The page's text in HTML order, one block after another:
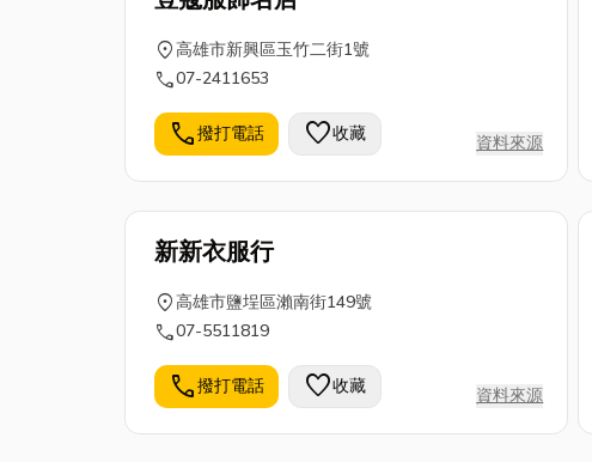
location_on高雄市新興區玉竹二街1號
call07-2411653
call撥打電話 favorite收藏 資料來源
新新衣服行
location_on高雄市鹽埕區瀨南街149號
call07-5511819
call撥打電話 favorite收藏 資料來源